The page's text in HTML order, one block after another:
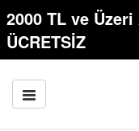
2000 TL ve
ÜCRETSİZ